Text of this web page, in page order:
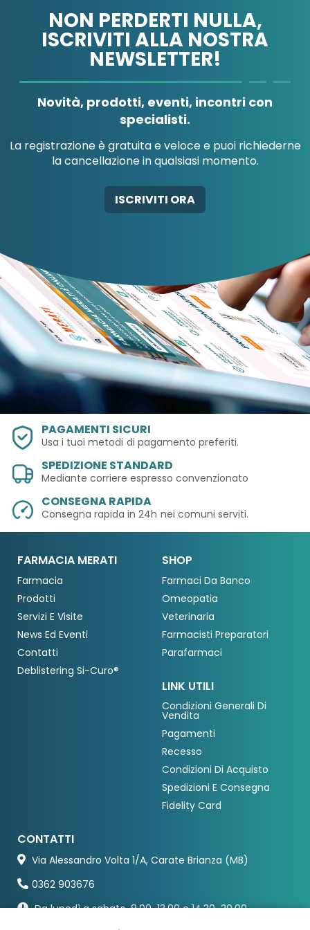
A.MENARINI
A.MENARINI
AB-GLOBAL SRL
ABBATE A&V PHARMA
NON PERDERTI NULLA,
ISCRIVITI ALLA NOSTRA
NEWSLETTER!
Novità, prodotti, eventi, incontri con
specialisti.
La registrazione è gratuita e veloce e puoi richiederne
la cancellazione in qualsiasi momento.
ISCRIVITI ORA
PAGAMENTI SICURI
Usa i tuoi metodi di pagamento preferiti.
SPEDIZIONE STANDARD
Mediante corriere espresso convenzionato
CONSEGNA RAPIDA
Consegna rapida in 24h nei comuni serviti.
FARMACIA MERATI
Farmacia
Prodotti
Servizi E Visite
News Ed Eventi
Contatti
Deblistering Si-Curo®
SHOP
Farmaci Da Banco
Omeopatia
Veterinaria
Farmacisti Preparatori
Parafarmaci
LINK UTILI
Condizioni Generali Di
Vendita
Pagamenti
Recesso
Condizioni Di Acquisto
Spedizioni E Consegna
Fidelity Card
CONTATTI
Via Alessandro Volta 1/A, Carate Brianza (MB)
0362 903676
Da lunedì a sabato, 8.00-13.00 e 14.30-20.00